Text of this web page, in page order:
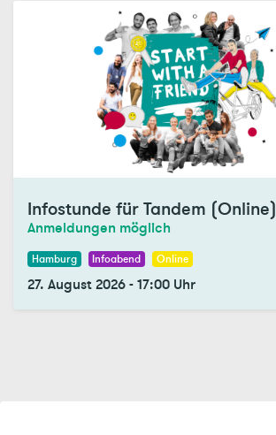
Infostunde für Tandem (Online)
Anmeldungen möglich
Hamburg Infoabend Online
27. August 2026-17:00 Uhr